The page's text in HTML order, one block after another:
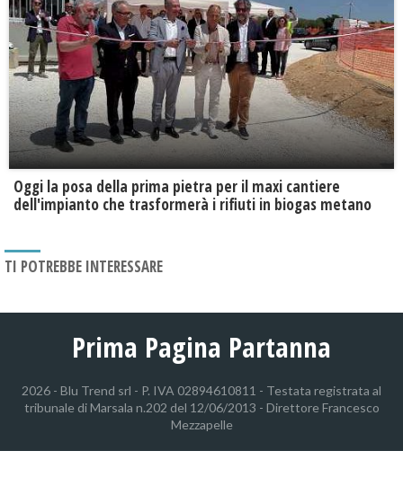
Oggi la posa della prima pietra per il maxi cantiere
dell'impianto che trasformerà i rifiuti in biogas metano
TI POTREBBE INTERESSARE
Prima Pagina Partanna
2026 - Blu Trend srl - P. IVA 02894610811 - Testata registrata al
tribunale di Marsala n.202 del 12/06/2013 - Direttore Francesco
Mezzapelle